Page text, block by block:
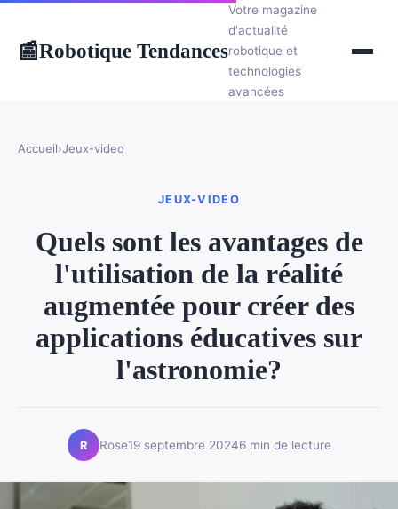
📰Robotique Tendances
Votre magazine
d'actualité
robotique et
technologies
avancées
Accueil›Jeux-video
JEUX-VIDEO
Quels sont les avantages de
l'utilisation de la réalité
augmentée pour créer des
applications éducatives sur
l'astronomie?
R Rose19 septembre 20246 min de lecture